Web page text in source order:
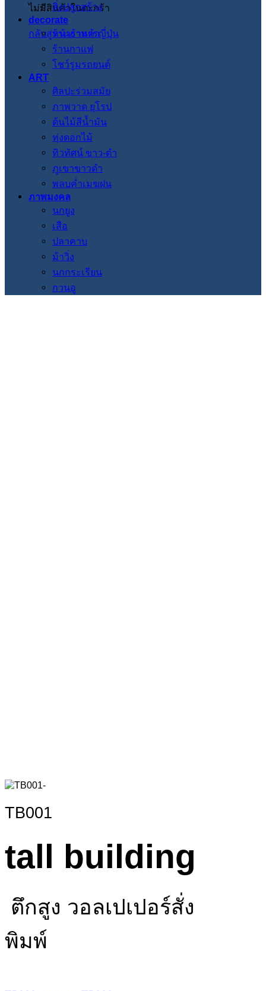
ไม่มีสินค้าในตะกร้า
กลับสู่หน้าร้านค้า
สิ่งปลูกสร้าง
decorate
ร้านอาหารญี่ปุ่น
ร้านกาแฟ
โชว์รูมรถยนต์
ART
ศิลปะร่วมสมัย
ภาพวาด ยุโรป
ต้นไม้สีน้ำมัน
ทุ่งดอกไม้
ทิวทัศน์ ขาว-ดำ
ภูเขาขาวดำ
พลบค่ำเมฆฝน
ภาพมงคล
นกยูง
เสือ
ปลาคาบ
ม้าวิ่ง
นกกระเรียน
กวนอู
TB001
tall building
ตึกสูง วอลเปเปอร์สั่ง
พิมพ์